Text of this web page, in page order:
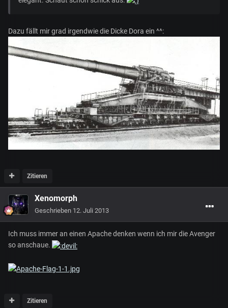
Dazu fällt mir grad irgendwie die Dicke Dora ein ^^:
Zitieren
Xenomorph
Geschrieben 12. Juli 2013
Ich muss immer an einen Apache denken wenn ich mir die Avenger
so anschaue.
Zitieren